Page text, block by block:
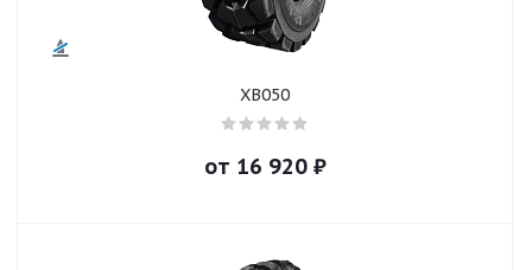
XB050
от 16 920₽